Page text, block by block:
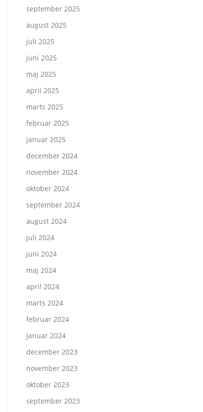
september 2025
august 2025
juli 2025
juni 2025
maj 2025
april 2025
marts 2025
februar 2025
januar 2025
december 2024
november 2024
oktober 2024
september 2024
august 2024
juli 2024
juni 2024
maj 2024
april 2024
marts 2024
februar 2024
januar 2024
december 2023
november 2023
oktober 2023
september 2023